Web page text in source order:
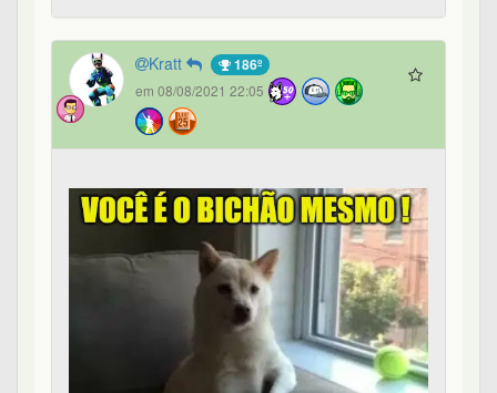
Kratt 186º
em 08/08/2021 22:05